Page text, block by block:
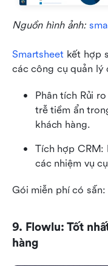
Nguồn hình ảnh:
Smartsheet kết hợp
các công cụ quản lý
Phân tích Rủi
trễ tiềm ẩn
khách hàng.
Tích hợp CRM:
các nhiệm vụ
Gói miễn phí có sẵn:
9. Flowlu: Tốt
hàng